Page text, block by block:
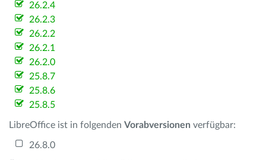
26.2.4
26.2.3
26.2.2
26.2.1
26.2.0
25.8.7
25.8.6
25.8.5
LibreOffice ist in folgenden Vorabversionen verfügbar:
26.8.0